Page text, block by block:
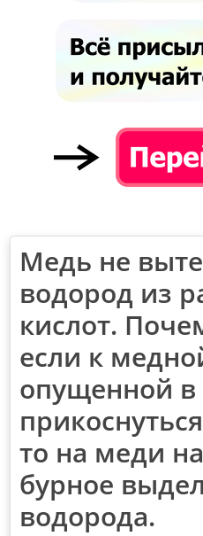
Медь не
водород из
кислот.
если к
опущенной в
то на меди
бурное
водорода.